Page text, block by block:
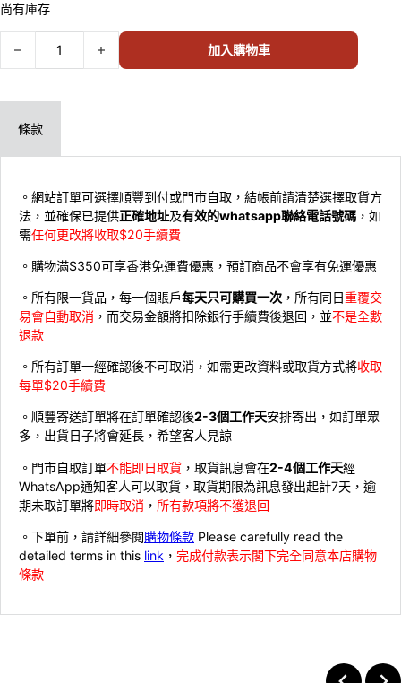
尚有庫存
Bandai 1/144 HG #003 AMX-011S ZAKU-III CUSTOM 557261 數量
加入購物車
條款
。網站訂單可選擇順豐到付或門市自取，結帳前請清楚選擇取貨方
法，並確保已提供正確地址及有效的whatsapp聯絡電話號碼 ，如
需任何更改將收取$20手續費
。購物滿$350可享香港免運費優惠，預訂商品不會享有免運優惠
。所有限一貨品，每一個賬戶每天只可購買一次 ，所有同日重覆交
易會自動取消 ，而交易金額將扣除銀行手續費後退回，並不是全數
退款
。所有訂單一經確認後不可取消，如需更改資料或取貨方式將收取
每單$20手續費
。順豐寄送訂單將在訂單確認後2-3個工作天安排寄出，如訂單眾
多，出貨日子將會延長，希望客人見諒
。門市自取訂單不能即日取貨 ，取貨訊息會在2-4個工作天經
WhatsApp通知客人可以取貨，取貨期限為訊息發出起計7天，逾
期未取訂單將即時取消 ， 所有款項將不獲退回
。下單前，請詳細參閱購物條款 Please carefully read the
detailed terms in this link ， 完成付款表示閣下完全同意本店購物
條款